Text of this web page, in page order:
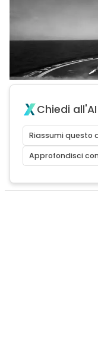
Chiedi all'AI
Riassumi questo
Approfondisci